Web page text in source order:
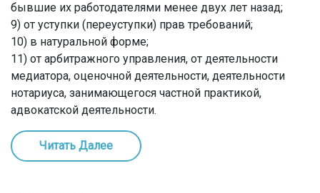
бывшие их работодателями менее двух лет назад;
9) от уступки (переуступки) прав требований;
10) в натуральной форме;
11) от арбитражного управления, от деятельности
медиатора, оценочной деятельности, деятельности
нотариуса, занимающегося частной практикой,
адвокатской деятельности.
Читать Далее